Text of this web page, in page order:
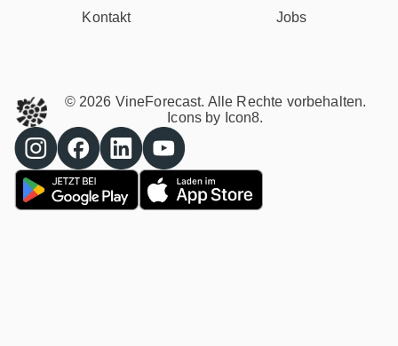
Kontakt Jobs
© 2026 VineForecast. Alle Rechte vorbehalten.
Icons by Icon8.